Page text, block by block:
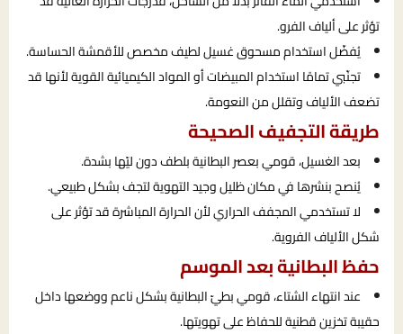
تؤثر على ألياف الفرو.
يُفضّل استخدام مسحوق غسيل لطيف مخصص للأقمشة الحساسة.
تجنّبي تمامًا استخدام المبيضات أو المواد الكيميائية القوية لأنها قد
تضعف الألياف وتقلل من النعومة.
طريقة التجفيف الصحيحة
بعد الغسيل، قومي بعصر البطانية بلطف دون ليّها بشدة.
يُنصح بنشرها في مكان ظليل وجيد التهوية لتجف بشكل طبيعي.
لا تستخدمي المجفف الحراري لأن الحرارة المباشرة قد تؤثر على
شكل الألياف الفروية.
حفظ البطانية بعد الموسم
عند انتهاء الشتاء، قومي بطيّ البطانية بشكل ناعم ووضعها داخل
حقيبة تخزين قطنية للحفاظ على تهويتها.